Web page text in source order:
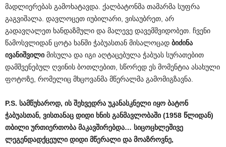
მადლიერებას გამოხატავდა. ქალბატონმა თამარმა სუფრა
გაგვიშალა. დავლოცეთ იუბილარი, ვისაუბრეთ, არ
გადავღალეთ ხანდაზმული და მალევე დავემშვიდობეთ. ჩვენი
წამოსვლიდან ცოტა ხანში ჭაბუასთან მისალოცად ბიძინა
ივანიშვილი მისულა და იგი აღტაცებულა ჭაბუას სურათებით
დამშვენებულ ღვინის ბოთლებით, სწორედ ეს მომენტია ასახული
ფოტოზე, რომელიც მხცოვანმა მწერალმა გამომიგზავნა.
P.S. სამწუხაროდ, ის შეხვედრა უკანასკნელი იყო ბატონ
ჭაბუასთან, ვისთანაც დიდი ხნის განმავლობაში (1958 წლიდან)
თბილი ურთიერთობა მაკავშირებდა… სიცოცხლეშივე
ლეგენდადქცეული დიდი მწერალი და მოაზროვნე,